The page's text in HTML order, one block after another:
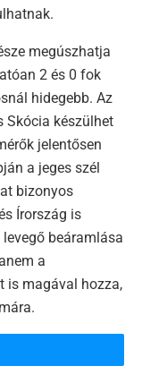
megúszhatja
2 és 0 fok
hidegebb. Az
Skócia készülhet
jelentősen
a jeges szél
bizonyos
Írország is
beáramlása
a
is magával hozza,